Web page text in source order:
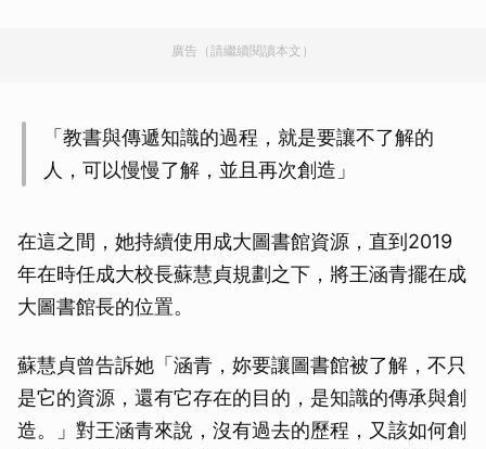
廣告（請繼續閱讀本文）
「教書與傳遞知識的過程，就是要讓不了解的
人，可以慢慢了解，並且再次創造」
在這之間，她持續使用成大圖書館資源，直到2019
年在時任成大校長蘇慧貞規劃之下，將王涵青擺在成
大圖書館長的位置。
蘇慧貞曾告訴她「涵青，妳要讓圖書館被了解，不只
是它的資源，還有它存在的目的，是知識的傳承與創
造。」對王涵青來說，沒有過去的歷程，又該如何創